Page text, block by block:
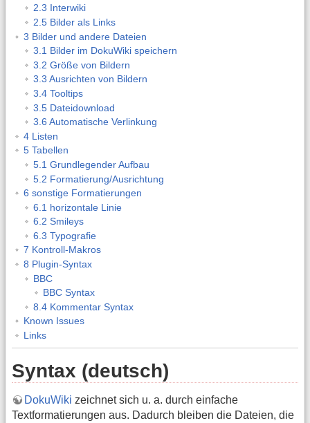
2.3 Interwiki
2.5 Bilder als Links
3 Bilder und andere Dateien
3.1 Bilder im DokuWiki speichern
3.2 Größe von Bildern
3.3 Ausrichten von Bildern
3.4 Tooltips
3.5 Dateidownload
3.6 Automatische Verlinkung
4 Listen
5 Tabellen
5.1 Grundlegender Aufbau
5.2 Formatierung/Ausrichtung
6 sonstige Formatierungen
6.1 horizontale Linie
6.2 Smileys
6.3 Typografie
7 Kontroll-Makros
8 Plugin-Syntax
BBC
BBC Syntax
8.4 Kommentar Syntax
Known Issues
Links
Syntax (deutsch)
DokuWiki zeichnet sich u. a. durch einfache
Textformatierungen aus. Dadurch bleiben die Dateien, die